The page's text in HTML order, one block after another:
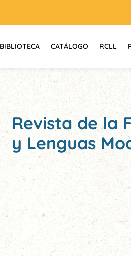
BIBLIOTECA CATÁLOGO RCLL
Revista de la
y Lenguas